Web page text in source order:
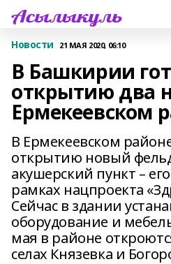
Новости 21 МАЯ 2020, 06:10
В Башкирии
открытию два
Ермекеевском
В Ермекеевском
открытию новый
акушерский пункт –
рамках нацпроекта
Сейчас в здании
оборудование и
мая в районе
селах Князевка и